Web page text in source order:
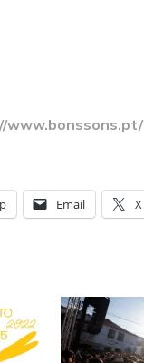
www.bonssons.pt/
Email X